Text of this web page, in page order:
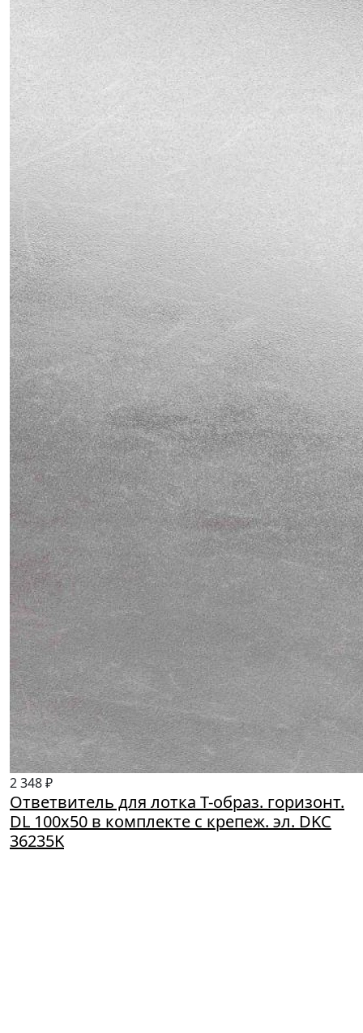
2 348 ₽
Ответвитель для лотка Т-образ. горизонт.
DL 100х50 в комплекте с крепеж. эл. DKC
36235K